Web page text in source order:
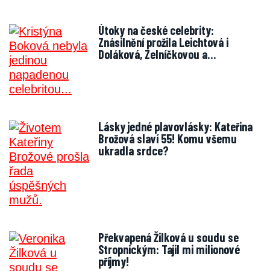
Útoky na české celebrity:
Znásilnění prožila Leichtová i
Doláková, Zelníčkovou a…
Lásky jedné plavovlásky: Kateřina
Brožová slaví 55! Komu všemu
ukradla srdce?
Překvapená Žilková u soudu se
Stropnickým: Tajil mi milionové
příjmy!